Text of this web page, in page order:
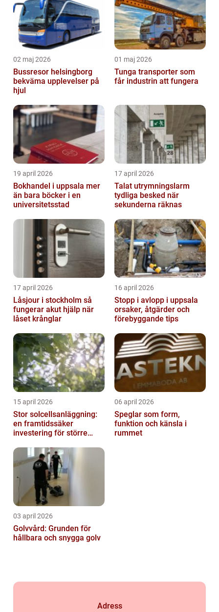
02 maj 2026
Bussresor helsingborg
bekväma upplevelser på
hjul
01 maj 2026
Tunga transporter som
får industrin att fungera
19 april 2026
Bokhandel i uppsala mer
än bara böcker i en
universitetsstad
17 april 2026
Talat utrymningslarm
tydliga besked när
sekunderna räknas
17 april 2026
Låsjour i stockholm så
fungerar akut hjälp när
låset krånglar
16 april 2026
Stopp i avlopp i uppsala
orsaker, åtgärder och
förebyggande tips
15 april 2026
Stor solcellsanläggning:
en framtidssäker
investering för större
06 april 2026
Speglar som form,
funktion och känsla i
rummet
03 april 2026
Golvvård: Grunden för
hållbara och snygga golv
Adress